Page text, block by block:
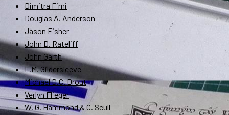
Dimitra Fimi
Douglas A. Anderson
Jason Fisher
John D. Rateliff
John Garth
L.M. Gildersleeve
Michael D.C. Drout
Verlyn Flieger
W. G. Hammond & C. Scull